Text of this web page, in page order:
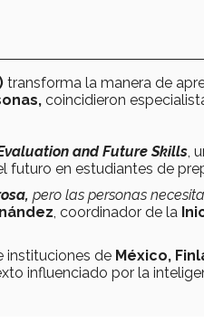
transforma la manera de
coincidieron
and Future Skills ,
en estudiantes de
pero las personas
, coordinador de la
instituciones de México,
influenciado por la